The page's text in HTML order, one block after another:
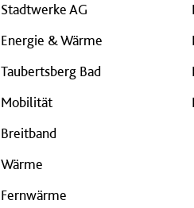
Stadtwerke AG
Energie & Wärme
Taubertsberg Bad
Mobilität
Breitband
Wärme
Fernwärme